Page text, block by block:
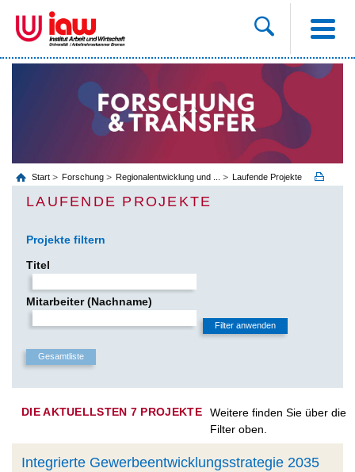
Start Forschung Regionalentwicklung und ... Laufende Projekte
LAUFENDE PROJEKTE
Projekte filtern
Titel
Mitarbeiter (Nachname)
DIE AKTUELLSTEN 7 PROJEKTE
Weitere finden Sie über die
Filter oben.
Integrierte Gewerbeentwicklungsstrategie 2035